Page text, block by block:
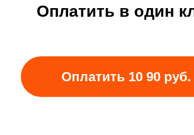
Оплатить в один
Оплатить 10 90 руб.